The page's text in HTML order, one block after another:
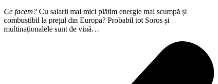
Ce facem? Cu salarii mai mici plătim energie mai scumpă și
combustibil la prețul din Europa? Probabil tot Soros și
multinaționalele sunt de vină…